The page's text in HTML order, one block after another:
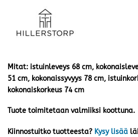
Mitat: istuinleveys 68 cm,
51 cm, kokonaissyvyys 78 cm,
kokonaiskorkeus 74 cm
Tuote toimitetaan valmiiksi koottuna.
Kiinnostuitko tuotteesta? Kysy lisää